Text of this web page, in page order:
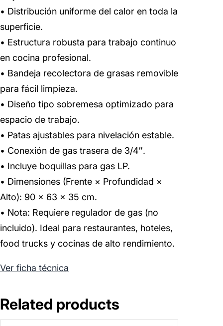
• Distribución uniforme del calor en toda la
superficie.
• Estructura robusta para trabajo continuo
en cocina profesional.
• Bandeja recolectora de grasas removible
para fácil limpieza.
• Diseño tipo sobremesa optimizado para
espacio de trabajo.
• Patas ajustables para nivelación estable.
• Conexión de gas trasera de 3/4″.
• Incluye boquillas para gas LP.
• Dimensiones (Frente × Profundidad ×
Alto): 90 × 63 × 35 cm.
• Nota: Requiere regulador de gas (no
incluido). Ideal para restaurantes, hoteles,
food trucks y cocinas de alto rendimiento.
Ver ficha técnica
Related products